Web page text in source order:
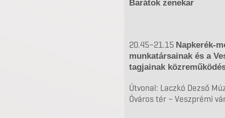
Barátok zenekar
20.45–21.15 Napkerék-
munkatársainak és a
tagjainak
Útvonal: Laczkó Dezső
Óváros tér – Veszprémi